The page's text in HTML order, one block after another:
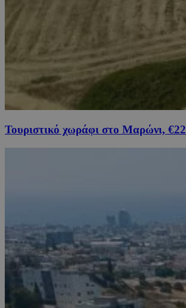
Τουριστικό χωράφι στο Μαρώνι,